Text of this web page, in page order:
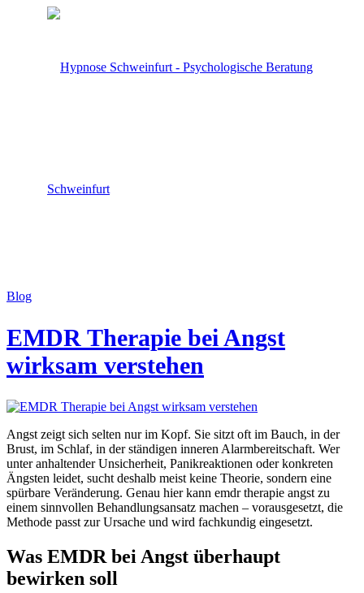
Blog
EMDR Therapie bei Angst
wirksam verstehen
Angst zeigt sich selten nur im Kopf. Sie sitzt oft im Bauch, in der
Brust, im Schlaf, in der ständigen inneren Alarmbereitschaft. Wer
unter anhaltender Unsicherheit, Panikreaktionen oder konkreten
Ängsten leidet, sucht deshalb meist keine Theorie, sondern eine
spürbare Veränderung. Genau hier kann emdr therapie angst zu
einem sinnvollen Behandlungsansatz machen – vorausgesetzt, die
Methode passt zur Ursache und wird fachkundig eingesetzt.
Was EMDR bei Angst überhaupt
bewirken soll